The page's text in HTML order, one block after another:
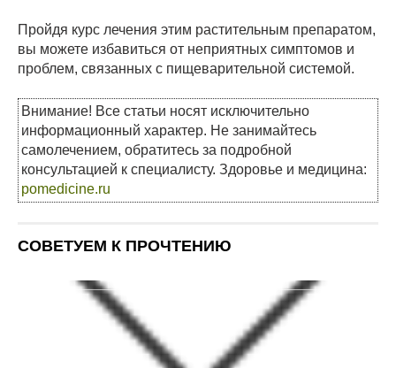
Пройдя курс лечения этим растительным препаратом,
вы можете избавиться от неприятных симптомов и
проблем, связанных с пищеварительной системой.
Внимание! Все статьи носят исключительно
информационный характер. Не занимайтесь
самолечением, обратитесь за подробной
консультацией к специалисту. Здоровье и медицина:
pomedicine.ru
СОВЕТУЕМ К ПРОЧТЕНИЮ